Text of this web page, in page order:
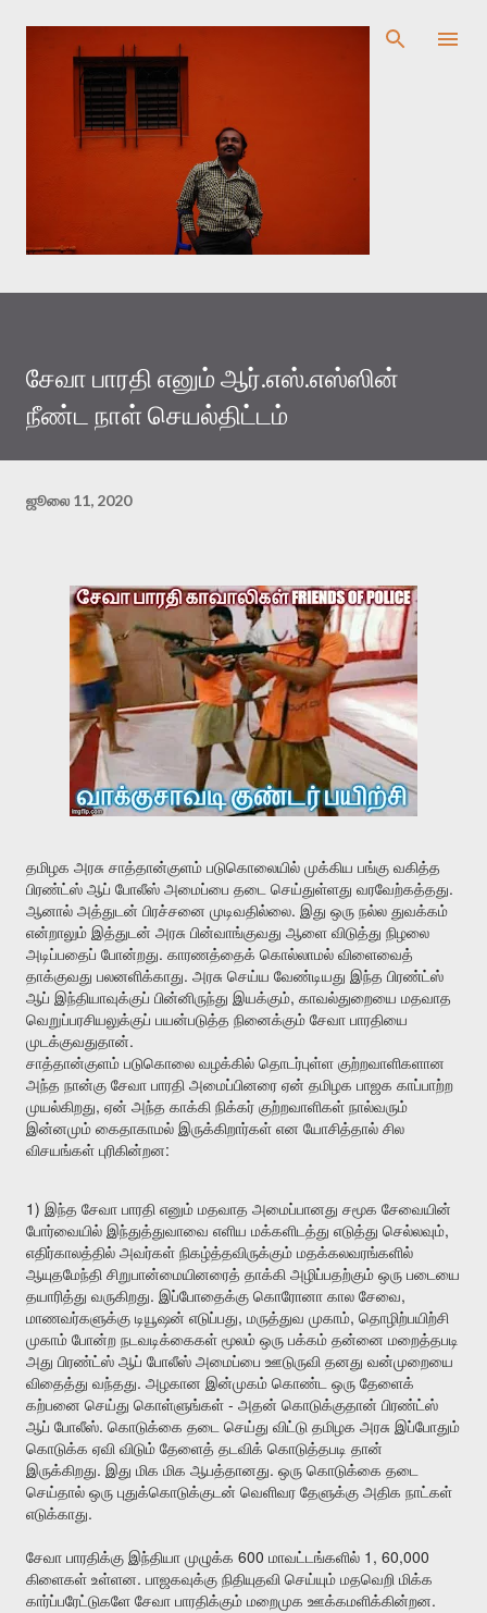
முதன்மை உள்ளடக்கத்திற்குச் செல்
சேவா பாரதி எனும் ஆர்.எஸ்.எஸ்ஸின்
நீண்ட நாள் செயல்திட்டம்
ஜூலை 11, 2020
தமிழக அரசு சாத்தான்குளம் படுகொலையில் முக்கிய பங்கு வகித்த
பிரண்ட்ஸ் ஆப் போலீஸ் அமைப்பை தடை செய்துள்ளது வரவேற்கத்தது.
ஆனால் அத்துடன் பிரச்சனை முடிவதில்லை. இது ஒரு நல்ல துவக்கம்
என்றாலும் இத்துடன் அரசு பின்வாங்குவது ஆளை விடுத்து நிழலை
அடிப்பதைப் போன்றது. காரணத்தைக் கொல்லாமல் விளைவைத்
தாக்குவது பலனளிக்காது. அரசு செய்ய வேண்டியது இந்த பிரண்ட்ஸ்
ஆப் இந்தியாவுக்குப் பின்னிருந்து இயக்கும், காவல்துறையை மதவாத
வெறுப்பரசியலுக்குப் பயன்படுத்த நினைக்கும் சேவா பாரதியை
முடக்குவதுதான்.
சாத்தான்குளம் படுகொலை வழக்கில் தொடர்புள்ள குற்றவாளிகளான
அந்த நான்கு சேவா பாரதி அமைப்பினரை ஏன் தமிழக பாஜக காப்பாற்ற
முயல்கிறது, ஏன் அந்த காக்கி நிக்கர் குற்றவாளிகள் நால்வரும்
இன்னமும் கைதாகாமல் இருக்கிறார்கள் என யோசித்தால் சில
விசயங்கள் புரிகின்றன:
1) இந்த சேவா பாரதி எனும் மதவாத அமைப்பானது சமூக சேவையின்
போர்வையில் இந்துத்துவாவை எளிய மக்களிடத்து எடுத்து செல்லவும்,
எதிர்காலத்தில் அவர்கள் நிகழ்த்தவிருக்கும் மதக்கலவரங்களில்
ஆயுதமேந்தி சிறுபான்மையினரைத் தாக்கி அழிப்பதற்கும் ஒரு படையை
தயாரித்து வருகிறது. இப்போதைக்கு கொரோனா கால சேவை,
மாணவர்களுக்கு டியூஷன் எடுப்பது, மருத்துவ முகாம், தொழிற்பயிற்சி
முகாம் போன்ற நடவடிக்கைகள் மூலம் ஒரு பக்கம் தன்னை மறைத்தபடி
அது பிரண்ட்ஸ் ஆப் போலீஸ் அமைப்பை ஊடுருவி தனது வன்முறையை
விதைத்து வந்தது. அழகான இன்முகம் கொண்ட ஒரு தேளைக்
கற்பனை செய்து கொள்ளுங்கள் - அதன் கொடுக்குதான் பிரண்ட்ஸ்
ஆப் போலீஸ். கொடுக்கை தடை செய்து விட்டு தமிழக அரசு இப்போதும்
கொடுக்க ஏவி விடும் தேளைத் தடவிக் கொடுத்தபடி தான்
இருக்கிறது. இது மிக மிக ஆபத்தானது. ஒரு கொடுக்கை தடை
செய்தால் ஒரு புதுக்கொடுக்குடன் வெளிவர தேளுக்கு அதிக நாட்கள்
எடுக்காது.
சேவா பாரதிக்கு இந்தியா முழுக்க 600 மாவட்டங்களில் 1, 60,000
கிளைகள் உள்ளன. பாஜகவுக்கு நிதியுதவி செய்யும் மதவெறி மிக்க
கார்ப்பரேட்டுகளே சேவா பாரதிக்கும் மறைமுக ஊக்கமளிக்கின்றன.